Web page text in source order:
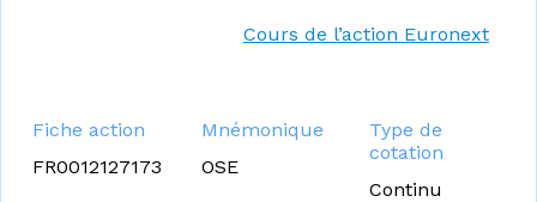
Cours de l’action Euronext
Fiche action
FR0012127173
Mnémonique
OSE
Type de
cotation
Continu